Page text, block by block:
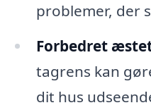
problemer, der
Forbedret
tagrens kan
dit hus